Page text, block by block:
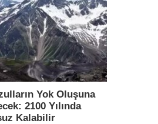
Yok Oluşuna
2100 Yılında
Kalabilir